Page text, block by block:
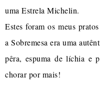
uma Estrela Michelin.
Estes foram os meus
a Sobremesa era uma
pêra, espuma de líchia e
chorar por mais!